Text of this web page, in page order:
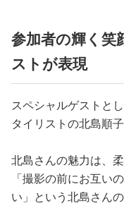
参加者の輝く笑
ストが表現
スペシャルゲストと
タイリストの北島順子
北島さんの魅力は、
「撮影の前にお互い
い」という北島さん